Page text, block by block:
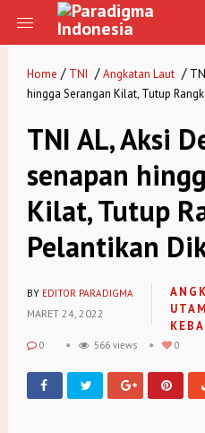
Home / TNI / Angkatan Laut /
hingga Serangan Kilat, Tutup
TNI AL, Aksi
senapan
Kilat, Tutup
Pelantikan
BY EDITOR PARADIGMA
MARET 24, 2022
0 566 views 0